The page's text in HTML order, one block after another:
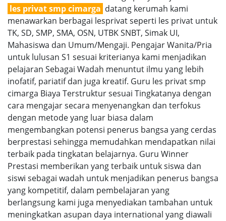
les privat smp cimarga datang kerumah kami
menawarkan berbagai lesprivat seperti les privat untuk
TK, SD, SMP, SMA, OSN, UTBK SNBT, Simak UI,
Mahasiswa dan Umum/Mengaji. Pengajar Wanita/Pria
untuk lulusan S1 sesuai kriterianya kami menjadikan
pelajaran Sebagai Wadah menuntut ilmu yang lebih
inofatif, pariatif dan juga kreatif. Guru les privat smp
cimarga Biaya Terstruktur sesuai Tingkatanya dengan
cara mengajar secara menyenangkan dan terfokus
dengan metode yang luar biasa dalam
mengembangkan potensi penerus bangsa yang cerdas
berprestasi sehingga memudahkan mendapatkan nilai
terbaik pada tingkatan belajarnya. Guru Winner
Prestasi memberikan yang terbaik untuk siswa dan
siswi sebagai wadah untuk menjadikan penerus bangsa
yang kompetitif, dalam pembelajaran yang
berlangsung kami juga menyediakan tambahan untuk
meningkatkan asupan daya international yang diawali